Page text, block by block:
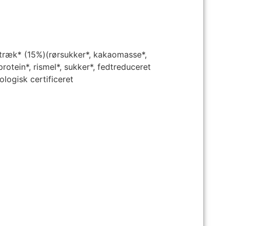
(15%)(rørsukker*, kakaomasse*,
rismel*, sukker*, fedtreduceret
certificeret